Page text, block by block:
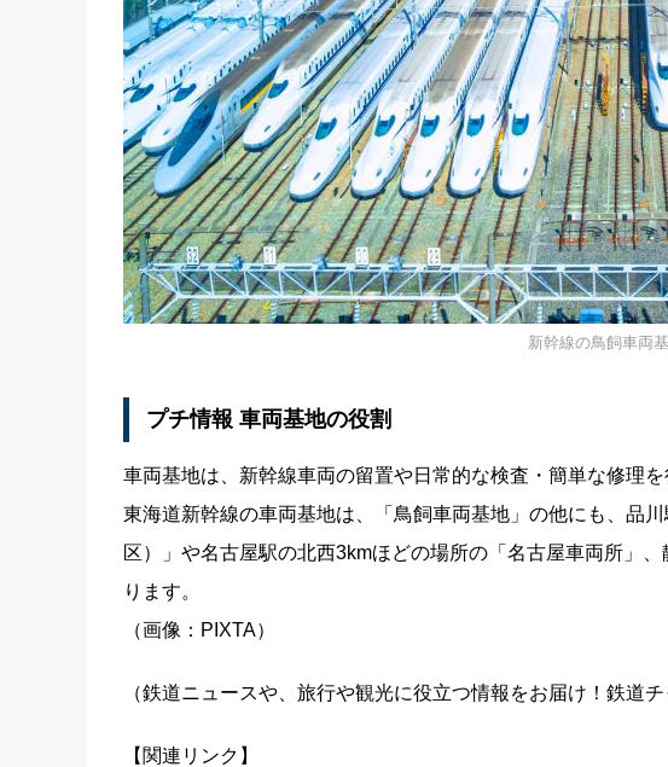
新幹線の鳥飼車両
プチ情報 車両基地の役割
車両基地は、新幹線車両の留置や日常的な検査・簡単な修理を
東海道新幹線の車両基地は、「鳥飼車両基地」の他にも、品
区）」や名古屋駅の北西3kmほどの場所の「名古屋車両所」
ります。
（画像：PIXTA）
（鉄道ニュースや、旅行や観光に役立つ情報をお届け！鉄道チ
【関連リンク】